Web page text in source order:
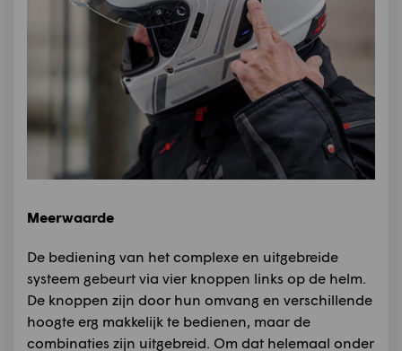
Meerwaarde
De bediening van het complexe en uitgebreide
systeem gebeurt via vier knoppen links op de helm.
De knoppen zijn door hun omvang en verschillende
hoogte erg makkelijk te bedienen, maar de
combinaties zijn uitgebreid. Om dat helemaal onder